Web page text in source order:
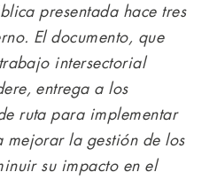
presentada hace tres
El documento, que
intersectorial
entrega a los
ruta para implementar
mejorar la gestión de los
su impacto en el